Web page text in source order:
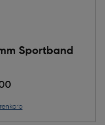
Sportband